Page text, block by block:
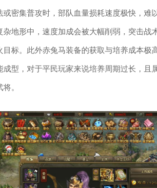
密集普攻时，部队血量损耗速度极快，难
地形中，速度加成会被大幅削弱，突击战
标。此外赤兔马装备的获取与培养成本极
型，对于平民玩家来说培养周期过长，且
。